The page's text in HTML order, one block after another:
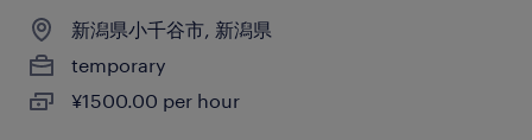
新潟県小千谷市, 新潟県
temporary
¥1500.00 per hour